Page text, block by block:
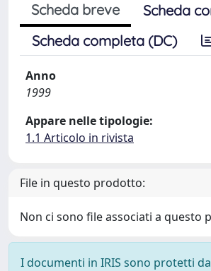
Scheda breve
Scheda
Scheda completa (DC)
Anno
1999
Appare nelle tipologie:
1.1 Articolo in rivista
File in questo prodotto:
Non ci sono file associati a questo
I documenti in IRIS sono protetti